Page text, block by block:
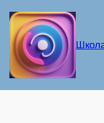
содержимому